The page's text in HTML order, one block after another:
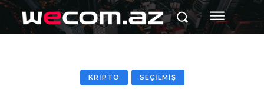
KRİPTO SEÇİLMİŞ